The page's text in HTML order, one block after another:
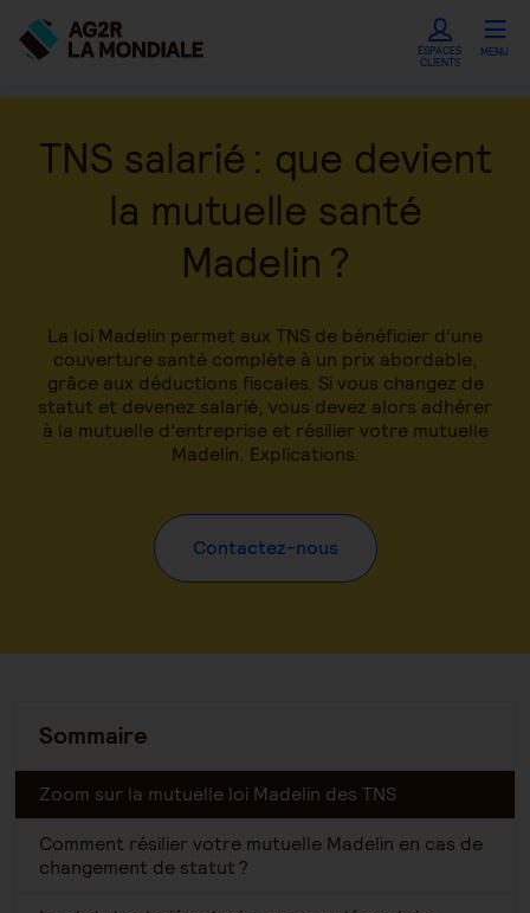
ESPACES
CLIENTS
MENU
TNS salarié : que devient
la mutuelle santé
Madelin ?
La loi Madelin permet aux TNS de bénéficier d’une
couverture santé complète à un prix abordable,
grâce aux déductions fiscales. Si vous changez de
statut et devenez salarié, vous devez alors adhérer
à la mutuelle d’entreprise et résilier votre mutuelle
Madelin. Explications.
Contactez-nous
Sommaire
Zoom sur la mutuelle loi Madelin des TNS
Comment résilier votre mutuelle Madelin en cas de
changement de statut ?